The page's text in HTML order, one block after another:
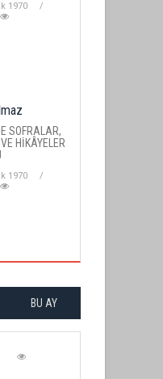
1970
SOFRALAR,
HİKÂYELER
1970
BU AY